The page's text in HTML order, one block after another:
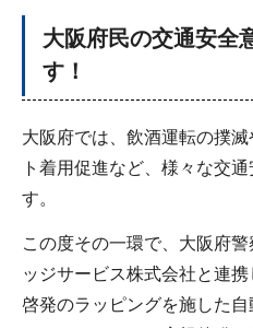
大阪府民の交通安全
す！
大阪府では、飲酒運転の撲
ト着用促進など、様々な交
す。
この度その一環で、大阪府
ッジサービス株式会社と連
啓発のラッピングを施した